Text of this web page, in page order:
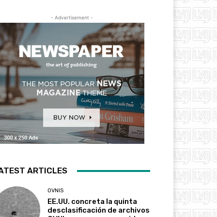
- Advertisement -
ARTICLES
OVNIS
EE.UU. concreta la quinta
desclasificación de archivos